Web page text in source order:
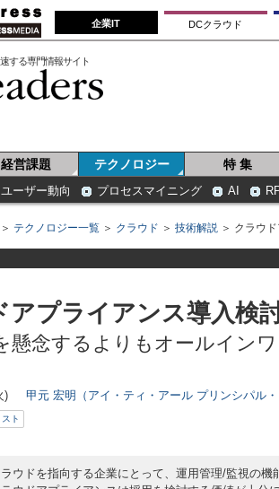
企業IT DCクラウド
する専門情報サイト
経営課題 テクノロジー 特 集
ユーザー動向 プロセスマイニング AI
テクノロジー一覧 ＞ クラウド ＞ 技術解説 ＞ クラウ
アプライアンス導入検
懸念するよりもオールイン
) 甲元 宏明（アイ・ティ・アール プリンシパル・
スト
ウドを指向する企業にとって、運用管理/監視の